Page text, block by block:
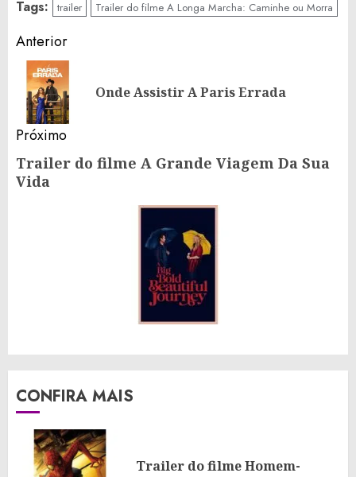
Tags: trailer Trailer do filme A Longa Marcha: Caminhe ou Morra
Continue
Reading
Anterior
Onde Assistir A Paris Errada
Próximo
Próximo
post:
Trailer do filme A Grande Viagem Da Sua
Vida
CONFIRA MAIS
Trailer do filme Homem-